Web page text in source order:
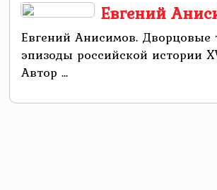
Евгений
Евгений Анисимов.
эпизоды российской истории
Автор ...